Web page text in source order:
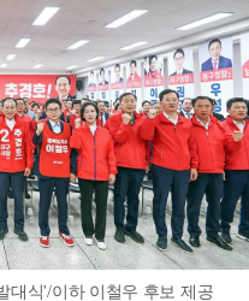
대식'/이하 이철우 후보 제공